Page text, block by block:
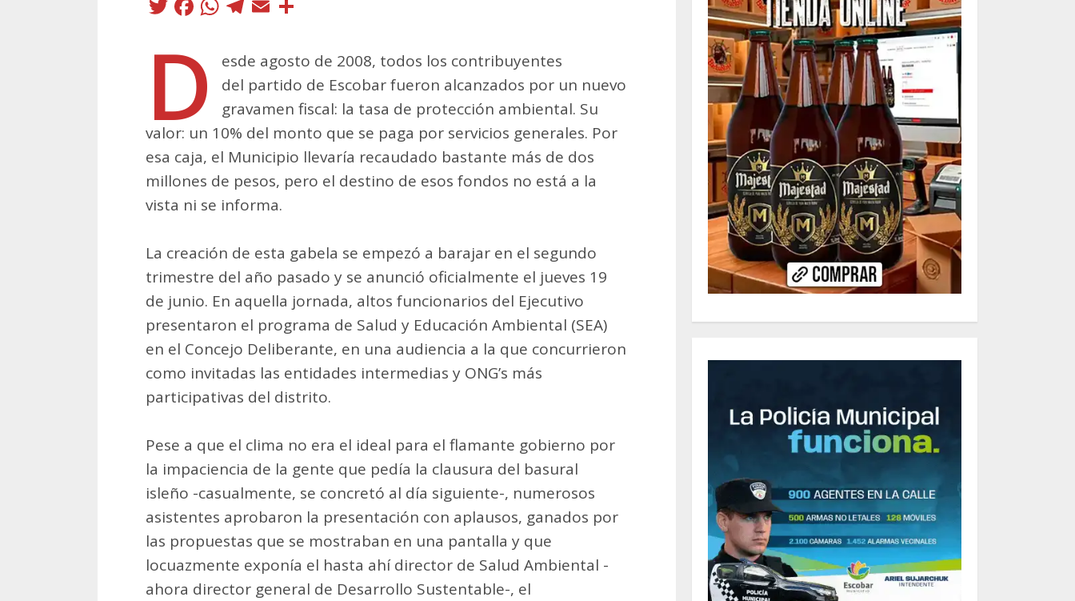
D
esde agosto de 2008, todos los contribuyentes
del partido de Escobar fueron alcanzados por un nuevo
gravamen fiscal: la tasa de protección ambiental. Su
valor: un 10% del monto que se paga por servicios generales. Por
esa caja, el Municipio llevaría recaudado bastante más de dos
millones de pesos, pero el destino de esos fondos no está a la
vista ni se informa.
La creación de esta gabela se empezó a barajar en el segundo
trimestre del año pasado y se anunció oficialmente el jueves 19
de junio. En aquella jornada, altos funcionarios del Ejecutivo
presentaron el programa de Salud y Educación Ambiental (SEA)
en el Concejo Deliberante, en una audiencia a la que concurrieron
como invitadas las entidades intermedias y ONG’s más
participativas del distrito.
Pese a que el clima no era el ideal para el flamante gobierno por
la impaciencia de la gente que pedía la clausura del basural
isleño -casualmente, se concretó al día siguiente-, numerosos
asistentes aprobaron la presentación con aplausos, ganados por
las propuestas que se mostraban en una pantalla y que
locuazmente exponía el hasta ahí director de Salud Ambiental -
ahora director general de Desarrollo Sustentable-, el